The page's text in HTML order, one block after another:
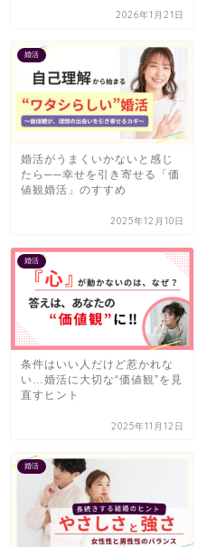
2026年1月21日
婚活
婚活がうまくいかないと感じ
たら──幸せを引き寄せる「価
値観婚活」のすすめ
2025年12月10日
婚活
条件はいい人だけど惹かれな
い…婚活に大切な“価値観”を見
直すヒント
2025年11月12日
婚活